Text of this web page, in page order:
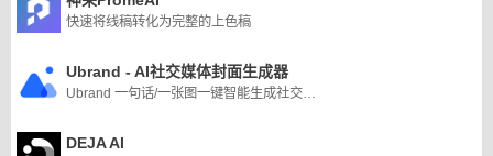
快速将线稿转化为完整的上色稿
Ubrand - AI社交媒体封面生成器
Ubrand 一句话/一张图一键智能生成社交媒体图片的AI设计神器
DEJA AI